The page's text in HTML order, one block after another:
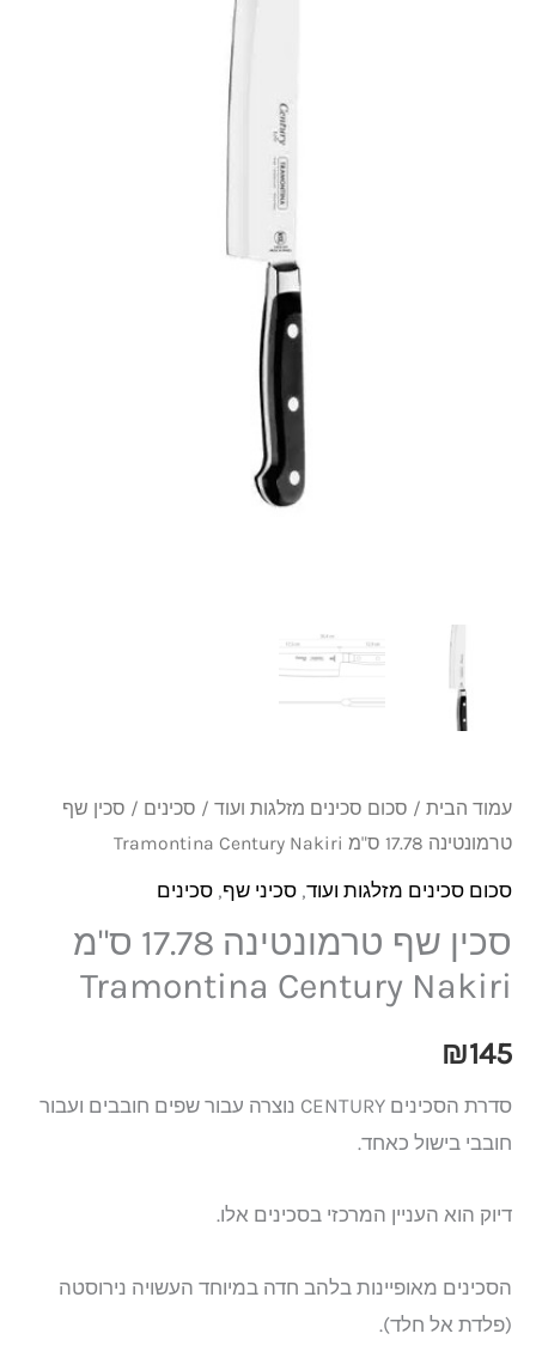
עמוד הבית / סכום סכינים מזלגות ועוד / סכינים / סכין שף
טרמונטינה 17.78 ס"מ Tramontina Century Nakiri
סכום סכינים מזלגות ועוד, סכיני שף, סכינים
סכין שף טרמונטינה 17.78 ס"מ
Tramontina Century Nakiri
₪145
סדרת הסכינים CENTURY נוצרה עבור שפים חובבים ועבור
חובבי בישול כאחד.
דיוק הוא העניין המרכזי בסכינים אלו.
הסכינים מאופיינות בלהב חדה במיוחד העשויה נירוסטה
(פלדת אל חלד).